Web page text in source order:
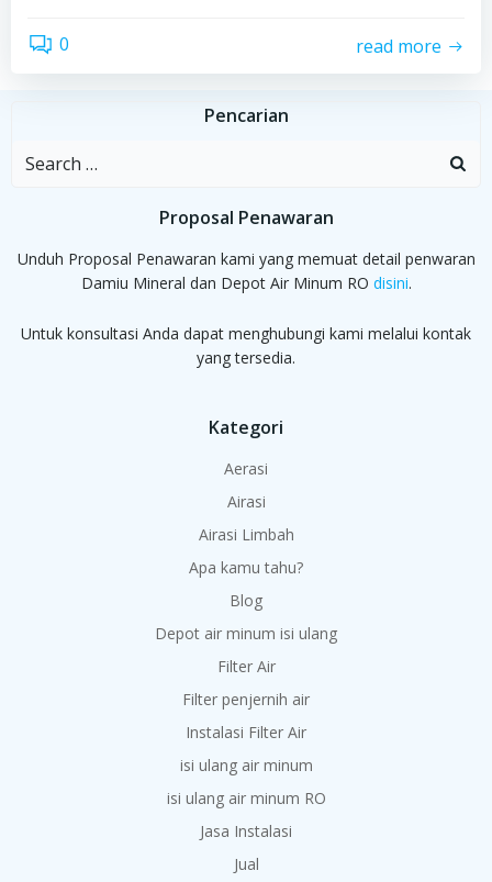
0 read more
Pencarian
Search
Proposal Penawaran
Unduh Proposal Penawaran kami yang memuat detail penwaran
Damiu Mineral dan Depot Air Minum RO disini.
Untuk konsultasi Anda dapat menghubungi kami melalui kontak
yang tersedia.
Kategori
Aerasi
Airasi
Airasi Limbah
Apa kamu tahu?
Blog
Depot air minum isi ulang
Filter Air
Filter penjernih air
Instalasi Filter Air
isi ulang air minum
isi ulang air minum RO
Jasa Instalasi
Jual